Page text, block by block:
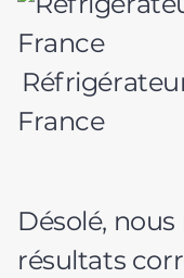
France
Désolé,
résultats